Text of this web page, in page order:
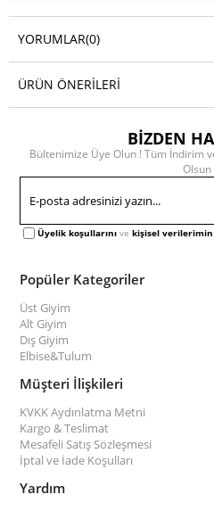
YORUMLAR(0)
ÜRÜN ÖNERILERI
BİZDEN
Bültenimize Üye Olun ! Tüm İndirim
Olsun
Üyelik koşullarını vekişisel verilerimin
Popüler Kategoriler
Üst Giyim
Alt Giyim
Dış Giyim
Elbise&Tulum
Müşteri İlişkileri
KVKK Aydınlatma Metni
Kargo & Teslimat
Mesafeli Satış Sözleşmesi
İptal ve İade Koşulları
Yardım